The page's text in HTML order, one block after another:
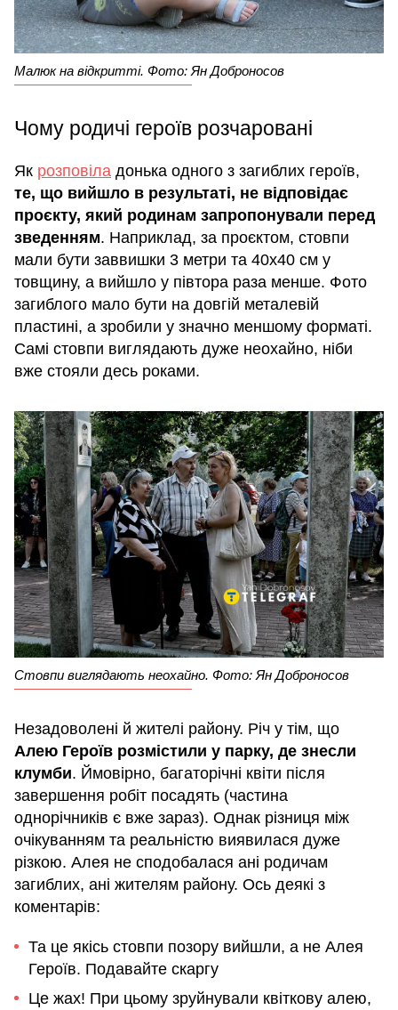
Малюк на відкритті. Фото: Ян Доброносов
Чому родичі героїв розчаровані
Як розповіла донька одного з загиблих героїв,
те, що вийшло в результаті, не відповідає
проєкту, який родинам запропонували перед
зведенням. Наприклад, за проєктом, стовпи
мали бути заввишки 3 метри та 40х40 см у
товщину, а вийшло у півтора раза менше. Фото
загиблого мало бути на довгій металевій
пластині, а зробили у значно меншому форматі.
Самі стовпи виглядають дуже неохайно, ніби
вже стояли десь роками.
Стовпи виглядають неохайно. Фото: Ян Доброносов
Незадоволені й жителі району. Річ у тім, що
Алею Героїв розмістили у парку, де знесли
клумби. Ймовірно, багаторічні квіти після
завершення робіт посадять (частина
однорічників є вже зараз). Однак різниця між
очікуванням та реальністю виявилася дуже
різкою. Алея не сподобалася ані родичам
загиблих, ані жителям району. Ось деякі з
коментарів:
Та це якісь стовпи позору вийшли, а не Алея
Героїв. Подавайте скаргу
Це жах! При цьому зруйнували квіткову алею,